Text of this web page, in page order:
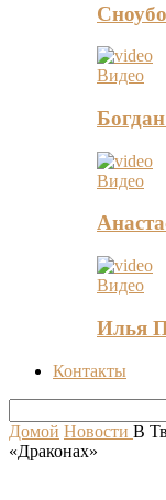
Видео
Видео
Видео
Илья
Контакты
Домой Новости В
«Драконах»